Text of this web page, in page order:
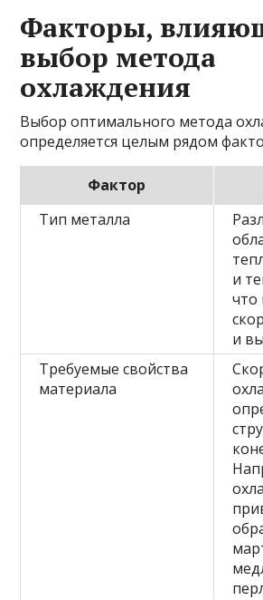
Факторы,
выбор метода
охлаждения
Выбор оптимального метода
определяется целым рядом
Фактор
Тип металла
и
что
и
Требуемые свойства
материала